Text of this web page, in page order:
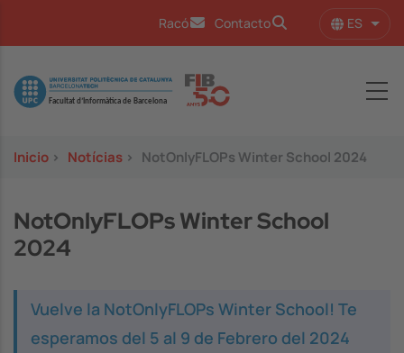
Racó Contacto ES
Image
Inicio > Notícias > NotOnlyFLOPs Winter School 2024
NotOnlyFLOPs Winter School
2024
Vuelve la NotOnlyFLOPs Winter School! Te
esperamos del 5 al 9 de Febrero del 2024